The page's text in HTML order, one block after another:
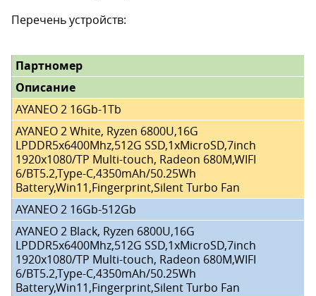
Перечень устройств:
Партномер
Описание
AYANEO 2 16Gb-1Tb
AYANEO 2 White, Ryzen 6800U,16G
LPDDR5x6400Mhz,512G SSD,1xMicroSD,7inch
1920x1080/TP Multi-touch, Radeon 680M,WIFI
6/BT5.2,Type-C,4350mAh/50.25Wh
Battery,Win11,Fingerprint,Silent Turbo Fan
AYANEO 2 16Gb-512Gb
AYANEO 2 Black, Ryzen 6800U,16G
LPDDR5x6400Mhz,512G SSD,1xMicroSD,7inch
1920x1080/TP Multi-touch, Radeon 680M,WIFI
6/BT5.2,Type-C,4350mAh/50.25Wh
Battery,Win11,Fingerprint,Silent Turbo Fan